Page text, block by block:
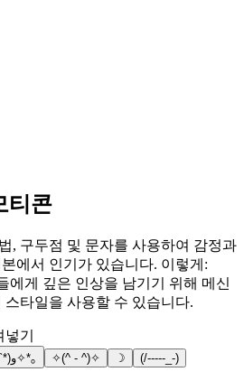
티콘
, 구두점 및 문자를 사용하여 감정과
에서 인기가 있습니다. 이렇게:
게 깊은 인상을 남기기 위해 메신
타일을 사용할 수 있습니다.
기
✧*｡٩(ˊᗜˋ*)و✧*｡ ✧(^ - ^)✧ ☽
(/-----_-)